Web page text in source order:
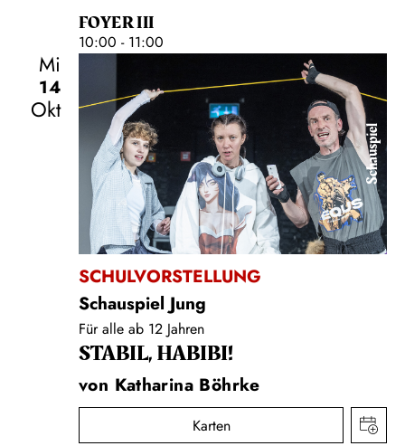
FOYER III
10:00 - 11:00
Mi
14
Okt
Schauspiel
SCHULVORSTELLUNG
Schauspiel Jung
Für alle ab 12 Jahren
STABIL, HABIBI!
von Katharina Böhrke
Karten